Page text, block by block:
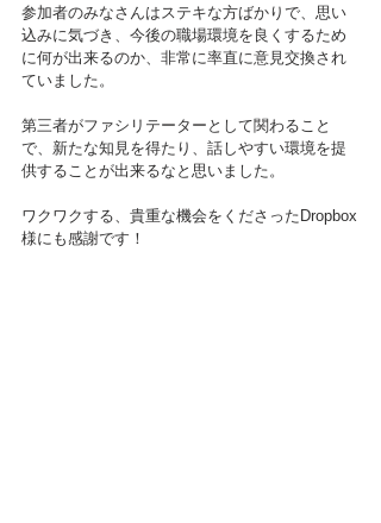
参加者のみなさんはステキな方ばかりで、思い
込みに気づき、今後の職場環境を良くするため
に何が出来るのか、非常に率直に意見交換され
ていました。
第三者がファシリテーターとして関わること
で、新たな知見を得たり、話しやすい環境を提
供することが出来るなと思いました。
ワクワクする、貴重な機会をくださったDropbox
様にも感謝です！